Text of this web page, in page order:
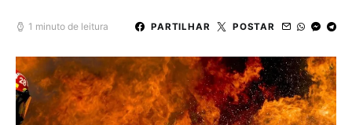
1 minuto de leitura PARTILHAR POSTAR